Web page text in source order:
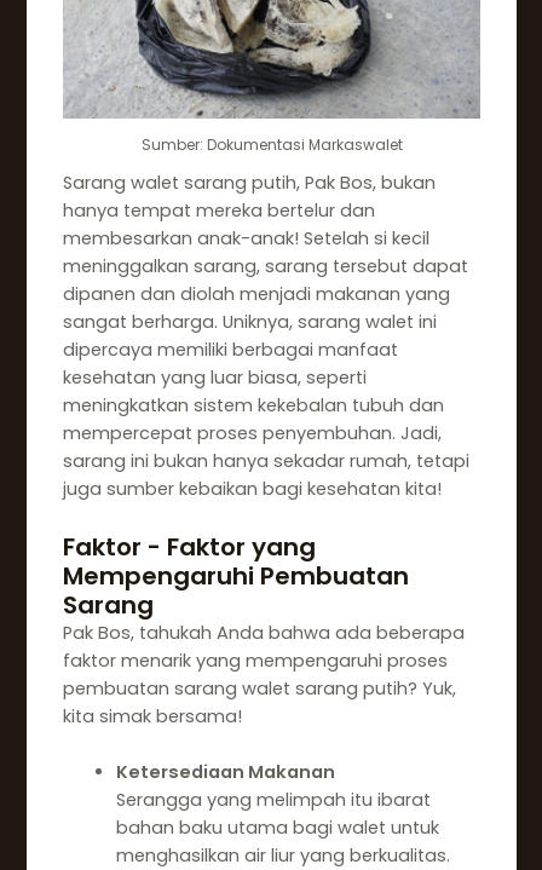
Sumber: Dokumentasi Markaswalet
Sarang walet sarang putih, Pak Bos, bukan
hanya tempat mereka bertelur dan
membesarkan anak-anak! Setelah si kecil
meninggalkan sarang, sarang tersebut dapat
dipanen dan diolah menjadi makanan yang
sangat berharga. Uniknya, sarang walet ini
dipercaya memiliki berbagai manfaat
kesehatan yang luar biasa, seperti
meningkatkan sistem kekebalan tubuh dan
mempercepat proses penyembuhan. Jadi,
sarang ini bukan hanya sekadar rumah, tetapi
juga sumber kebaikan bagi kesehatan kita!
Faktor - Faktor yang
Mempengaruhi Pembuatan
Sarang
Pak Bos, tahukah Anda bahwa ada beberapa
faktor menarik yang mempengaruhi proses
pembuatan sarang walet sarang putih? Yuk,
kita simak bersama!
Ketersediaan Makanan
Serangga yang melimpah itu ibarat
bahan baku utama bagi walet untuk
menghasilkan air liur yang berkualitas.